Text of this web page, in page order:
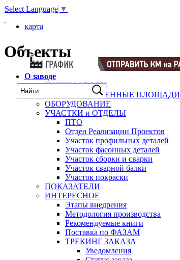
Select Language ▼
карта
Объекты
О заводе
НАШИ ЗАВОДЫ
ПРОИЗВОДСТВЕННЫЕ ПЛОЩАДИ
ОБОРУДОВАНИЕ
УЧАСТКИ и ОТДЕЛЫ
ПТО
Отдел Реализации Проектов
Участок профильных деталей
Участок фасонных деталей
Участок сборки и сварки
Участок сварной балки
Участок покраски
ПОКАЗАТЕЛИ
ИНТЕРЕСНОЕ
Этапы внедрения
Методология производства
Рекомендуемые книги
Поставка по ФАЗАМ
ТРЕКИНГ ЗАКАЗА
Уведомления